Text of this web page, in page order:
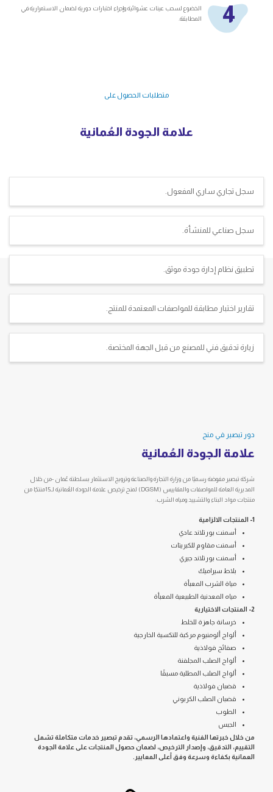
4
الخضوع لسحب عينات عشوائية وإجراء اختبارات دورية لضمان الاستمرارية في
المطابقة.
متطلبات الحصول على
علامة الجودة العُمانية
سجل تجاري ساري المفعول.
سجل صناعي للمنشأة.
تطبيق نظام إدارة جودة موثق.
تقارير اختبار مطابقة للمواصفات المعتمدة للمنتج.
زيارة تدقيق فني للمصنع من قبل الجهة المختصة.
دور تبصير في منح
علامة الجودة العُمانية
شركة تبصير مفوضة رسميًا من وزارة التجارة والصناعة وترويج الاستثمار بسلطنة عُمان -من خلال
المديرية العامة للمواصفات والمقاييس (DGSM) لمنح ترخيص علامة الجودة العُمانية لـ15منتجًا من
منتجات مواد البناء والتشييد ومياه الشرب:
أسمنت بورتلاند عادي
أسمنت مقاوم للكبريتات
أسمنت بورتلاند جيري
بلاط سيراميك
مياة الشرب المعبأة
مياه المعدنية الطبيعية المعبأة
خرسانة جاهزة للخلط
ألواح ألومنيوم مركبة للتكسية الخارجية
صفائح فولاذية
ألواح الصلب المجلفنة
ألواح الصلب المطلية مسبقًا
قضبان فولاذية
قضبان الصلب الكربوني
الطوب
الجبس
من خلال خبرتها الفنية واعتمادها الرسمي، تقدم تبصير خدمات متكاملة تشمل
التقييم، التدقيق، وإصدار الترخيص، لضمان حصول المنتجات على علامة الجودة
العمانية بكفاءة وسرعة وفق أعلى المعايير.